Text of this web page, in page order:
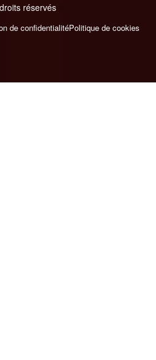
réservés
de confidentialitéPolitique de cookies